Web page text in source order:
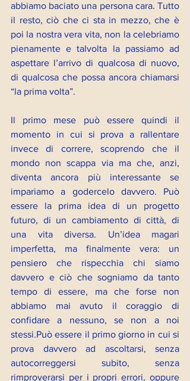
abbiamo baciato una persona cara. Tutto
il resto, ciò che ci sta in mezzo, che è
poi la nostra vera vita, non la celebriamo
pienamente e talvolta la passiamo ad
aspettare l’arrivo di qualcosa di nuovo,
di qualcosa che possa ancora chiamarsi
“la prima volta”.
Il primo mese può essere quindi il
momento in cui si prova a rallentare
invece di correre, scoprendo che il
mondo non scappa via ma che, anzi,
diventa ancora più interessante se
impariamo a godercelo davvero. Può
essere la prima idea di un progetto
futuro, di un cambiamento di città, di
una vita diversa. Un’idea magari
imperfetta, ma finalmente vera: un
pensiero che rispecchia chi siamo
davvero e ciò che sogniamo da tanto
tempo di essere, ma che forse non
abbiamo mai avuto il coraggio di
confidare a nessuno, se non a noi
stessi.Può essere il primo giorno in cui si
prova davvero ad ascoltarsi, senza
autocorreggersi subito, senza
rimproverarsi per i propri errori, oppure